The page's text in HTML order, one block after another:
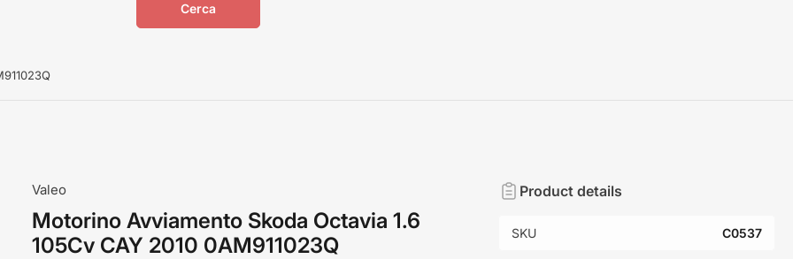
Cerca
Valeo
Motorino Avviamento Skoda Octavia 1.6
105Cv CAY 2010 0AM911023Q
Product details
SKU C0537